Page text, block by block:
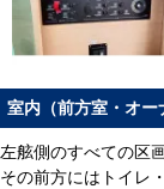
室内（前方室・オー
左舷側のすべての区
その前方にはトイレ